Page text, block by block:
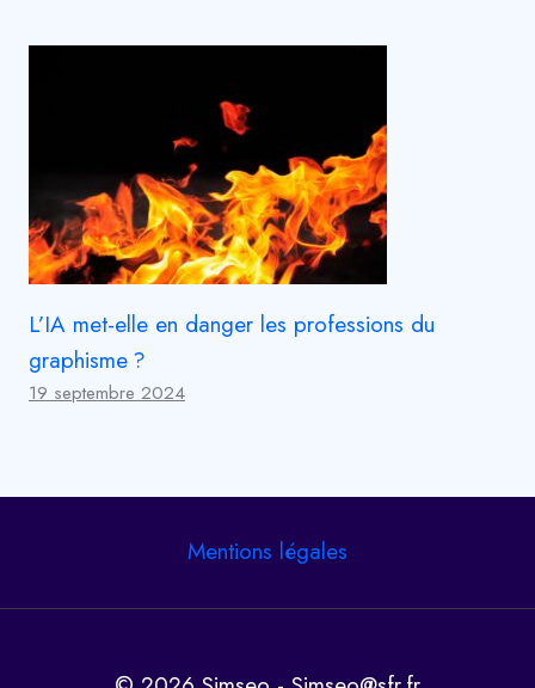
L’IA met-elle en danger les professions du
graphisme ?
19 septembre 2024
Mentions légales